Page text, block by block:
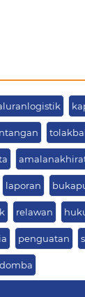
laporan
relawan
penguatan
domba